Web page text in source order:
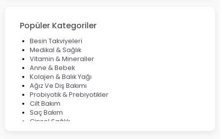
Çözüm Yolları
Bocavirüs Enfeksiyonu Hakkında Bilmeniz Gerekenler
Deep Flex Topraklama Matı Nedir? Detaylı Rehber
Mumiyo Nedir? Faydaları ve Kullanım Alanları Nelerdir?
Popüler Kategoriler
Besin Takviyeleri
Medikal & Sağlık
Vitamin & Mineraller
Anne & Bebek
Kolajen & Balık Yağı
Ağız Ve Diş Bakımı
Probiyotik & Prebiyotikler
Cilt Bakım
Saç Bakım
Cinsel Sağlık